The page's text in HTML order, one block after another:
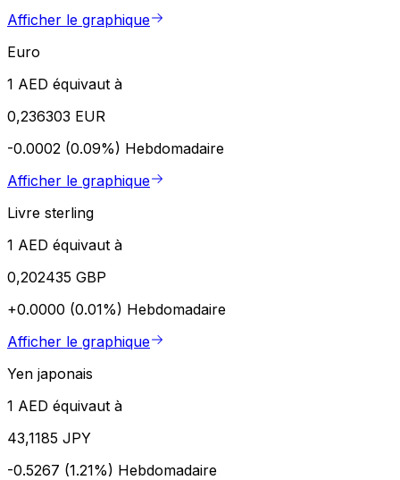
Afficher le graphique
Euro
1 AED équivaut à
0,236303 EUR
-0.0002 (0.09%) Hebdomadaire
Afficher le graphique
Livre sterling
1 AED équivaut à
0,202435 GBP
+0.0000 (0.01%) Hebdomadaire
Afficher le graphique
Yen japonais
1 AED équivaut à
43,1185 JPY
-0.5267 (1.21%) Hebdomadaire